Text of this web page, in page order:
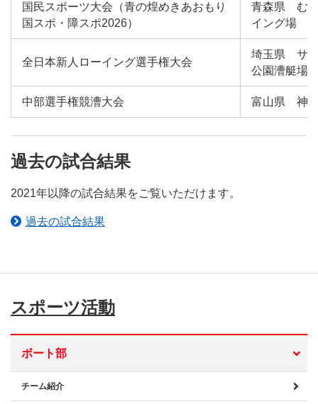
国民スポーツ大会（青の煌めきあおもり
国スポ・障スポ2026）
青森県 む
イング場
全日本新人ローイング選手権大会
埼玉県 サ
公園漕艇場
中部選手権競漕大会 富山県 神
過去の試合結果
2021年以降の試合結果をご覧いただけます。
過去の試合結果
スポーツ活動
ボート部
チーム紹介